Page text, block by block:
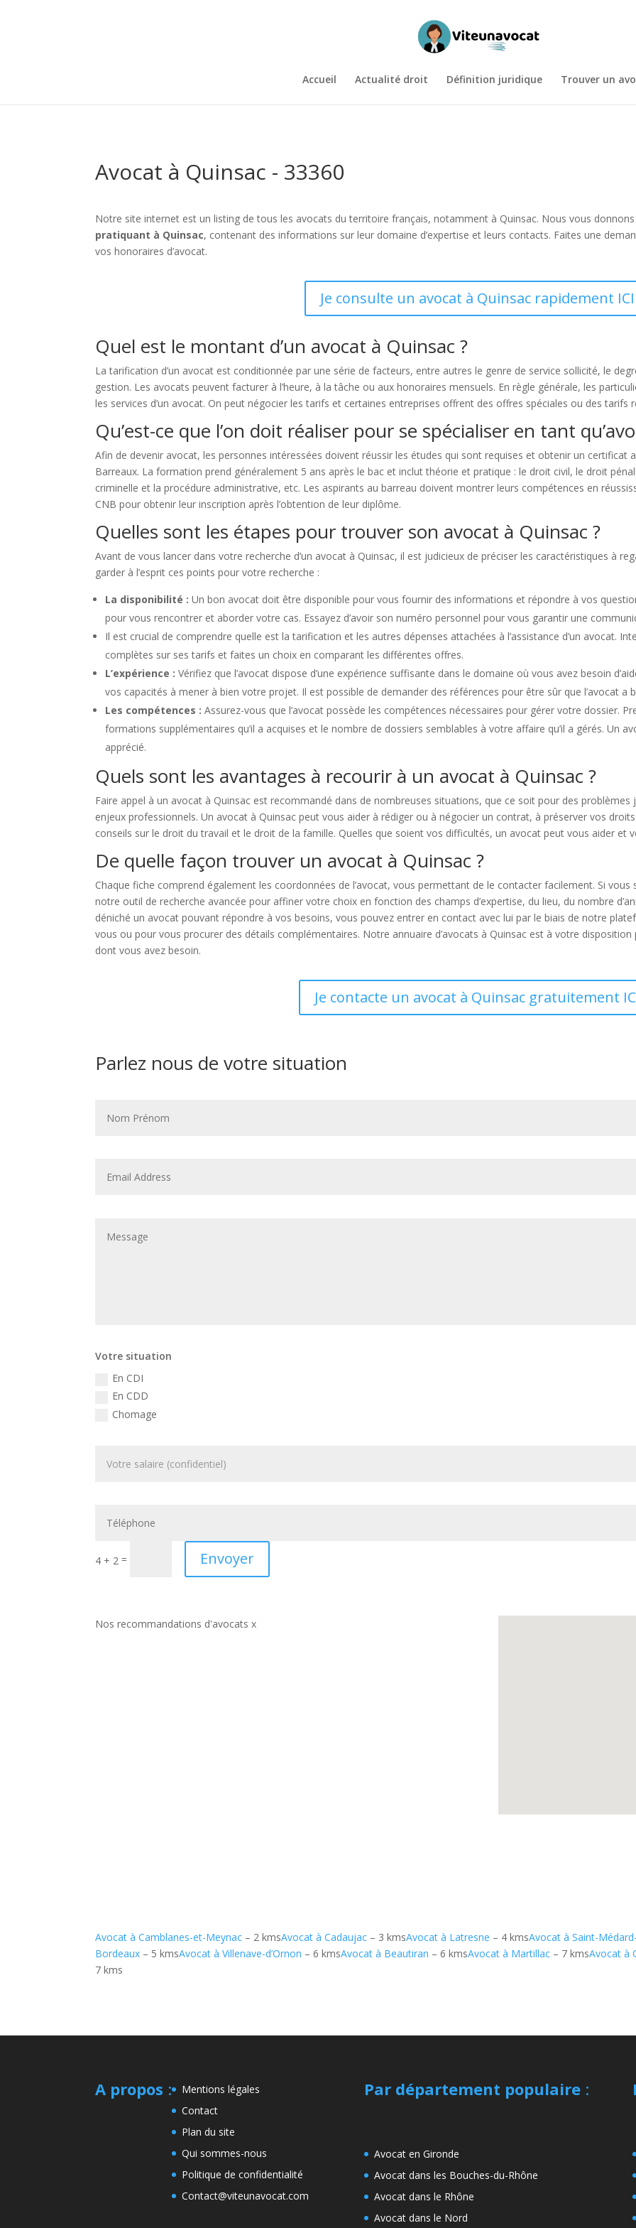
Accueil Actualité droit Définition juridique Trouver un
Avocat à Quinsac - 33360
Notre site internet est un listing de tous les avocats du territoire français, notamment à Quinsac. Nous vous
pratiquant à Quinsac, contenant des informations sur leur domaine d’expertise et leurs contacts. Faites une
vos honoraires d’avocat.
Je consulte un avocat à Quinsac rapidement ICI
Quel est le montant d’un avocat à Quinsac ?
La tarification d’un avocat est conditionnée par une série de facteurs, entre autres le genre de service sollicité, le
gestion. Les avocats peuvent facturer à l’heure, à la tâche ou aux honoraires mensuels. En règle générale, les
les services d’un avocat. On peut négocier les tarifs et certaines entreprises offrent des offres spéciales ou des
Qu’est-ce que l’on doit réaliser pour se spécialiser en tant
Afin de devenir avocat, les personnes intéressées doivent réussir les études qui sont requises et obtenir un certificat
Barreaux. La formation prend généralement 5 ans après le bac et inclut théorie et pratique : le droit civil, le droit
criminelle et la procédure administrative, etc. Les aspirants au barreau doivent montrer leurs compétences en
CNB pour obtenir leur inscription après l’obtention de leur diplôme.
Quelles sont les étapes pour trouver son avocat à Quinsac ?
Avant de vous lancer dans votre recherche d’un avocat à Quinsac, il est judicieux de préciser les caractéristiques à
garder à l’esprit ces points pour votre recherche :
La disponibilité :Un bon avocat doit être disponible pour vous fournir des informations et répondre à vos
pour vous rencontrer et aborder votre cas. Essayez d’avoir son numéro personnel pour vous garantir une
Il est crucial de comprendre quelle est la tarification et les autres dépenses attachées à l’assistance d’un avocat.
complètes sur ses tarifs et faites un choix en comparant les différentes offres.
L’expérience :Vérifiez que l’avocat dispose d’une expérience suffisante dans le domaine où vous avez besoin
vos capacités à mener à bien votre projet. Il est possible de demander des références pour être sûr que l’avocat a
Les compétences :Assurez-vous que l’avocat possède les compétences nécessaires pour gérer votre dossier.
formations supplémentaires qu’il a acquises et le nombre de dossiers semblables à votre affaire qu’il a gérés. Un
apprécié.
Quels sont les avantages à recourir à un avocat à Quinsac ?
Faire appel à un avocat à Quinsac est recommandé dans de nombreuses situations, que ce soit pour des
enjeux professionnels. Un avocat à Quinsac peut vous aider à rédiger ou à négocier un contrat, à préserver vos
conseils sur le droit du travail et le droit de la famille. Quelles que soient vos difficultés, un avocat peut vous aider et
De quelle façon trouver un avocat à Quinsac ?
Chaque fiche comprend également les coordonnées de l’avocat, vous permettant de le contacter facilement. Si
notre outil de recherche avancée pour affiner votre choix en fonction des champs d’expertise, du lieu, du nombre
déniché un avocat pouvant répondre à vos besoins, vous pouvez entrer en contact avec lui par le biais de notre
vous ou pour vous procurer des détails complémentaires. Notre annuaire d’avocats à Quinsac est à votre
dont vous avez besoin.
Je contacte un avocat à Quinsac gratuitement
Parlez nous de votre situation
Votre situation
En CDI
En CDD
Chomage
4 + 2 = Envoyer
Nos recommandations d'avocats x
Avocat à Camblanes-et-Meynac – 2 kmsAvocat à Cadaujac – 3 kmsAvocat à Latresne – 4 kmsAvocat à Saint-
Bordeaux – 5 kmsAvocat à Villenave-d’Ornon – 6 kmsAvocat à Beautiran – 6 kmsAvocat à Martillac – 7 kmsAvocat à
7 kms
A propos :
Mentions légales
Contact
Plan du site
Qui sommes-nous
Politique de confidentialité
Contact@viteunavocat.com
Par département populaire:
Avocat en Gironde
Avocat dans les Bouches-du-Rhône
Avocat dans le Rhône
Avocat dans le Nord